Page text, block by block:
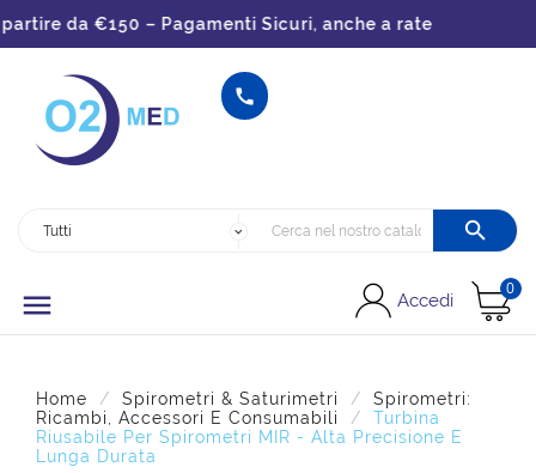
da €150 – Pagamenti Sicuri, anche a rate


 Accedi
0
Home Spirometri & Saturimetri
Spirometri:
Ricambi, Accessori E Consumabili
Turbina
Riusabile Per Spirometri MIR - Alta Precisione E
Lunga Durata